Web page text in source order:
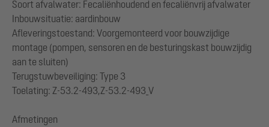
Soort afvalwater: Fecaliënhoudend en fecaliënvrij afvalwater
Inbouwsituatie: aardinbouw
Afleveringstoestand: Voorgemonteerd voor bouwzijdige
montage (pompen, sensoren en de besturingskast bouwzijdig
aan te sluiten)
Terugstuwbeveiliging: Type 3
Toelating: Z-53.2-493,Z-53.2-493_V
Afmetingen